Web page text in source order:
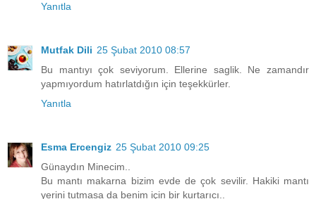
Yanıtla
Mutfak Dili 25 Şubat 2010 08:57
Bu mantıyı çok seviyorum. Ellerine saglik. Ne zamandır
yapmıyordum hatırlatdığın için teşekkürler.
Yanıtla
Esma Ercengiz 25 Şubat 2010 09:25
Günaydın Minecim..
Bu mantı makarna bizim evde de çok sevilir. Hakiki mantı
yerini tutmasa da benim için bir kurtarıcı..